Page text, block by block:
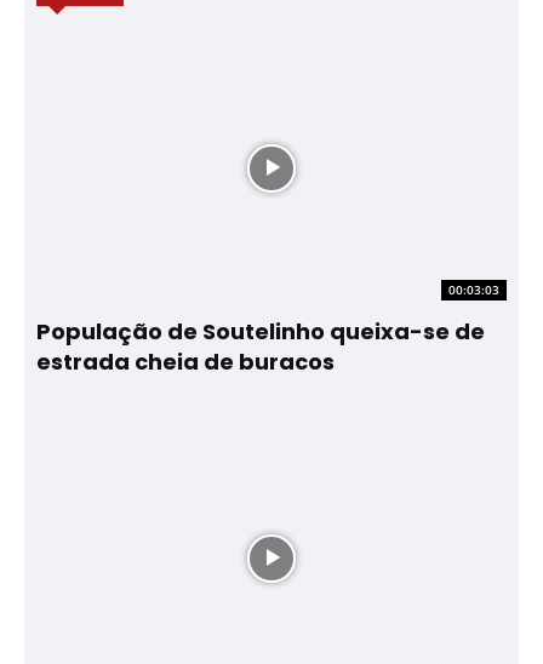
00:03:03
População de Soutelinho queixa-se de
estrada cheia de buracos